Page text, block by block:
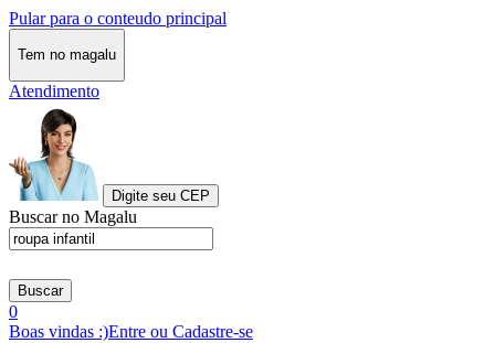
Pular para o conteudo principal
Tem no magalu
Atendimento
Digite seu CEP
Buscar no Magalu
Buscar
0
Boas vindas :)Entre ou Cadastre-se